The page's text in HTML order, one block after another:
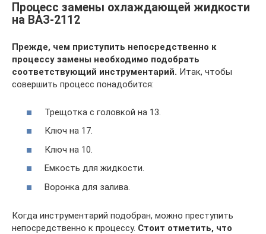
Процесс замены охлаждающей жидкости
на ВАЗ-2112
Прежде, чем приступить непосредственно к
процессу замены необходимо подобрать
соответствующий инструментарий. Итак, чтобы
совершить процесс понадобится:
Трещотка с головкой на 13.
Ключ на 17.
Ключ на 10.
Емкость для жидкости.
Воронка для залива.
Когда инструментарий подобран, можно преступить
непосредственно к процессу. Стоит отметить, что